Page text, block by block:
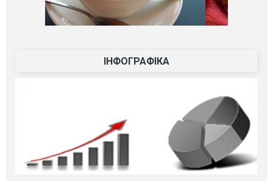
ІНФОГРАФІКА